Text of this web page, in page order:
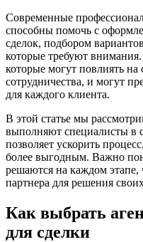
Современные
способны помочь с
сделок, подбором
которые требуют
которые могут повлиять на
сотрудничества, и могут
для каждого клиента.
В этой статье мы
выполняют специалисты в
позволяет ускорить
более выгодным. Важно
решаются на каждом этапе,
партнера для решения
Как выбрать
для сделки